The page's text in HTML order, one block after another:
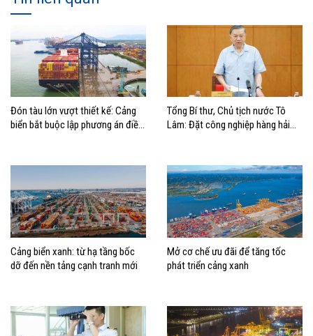
Đón tàu lớn vượt thiết kế: Cảng
biển bắt buộc lập phương án điều
Tổng Bí thư, Chủ tịch nước Tô
Lâm: Đặt công nghiệp hàng hải
biển mạnh
Cảng biển xanh: từ hạ tầng bốc
dỡ đến nền tảng cạnh tranh mới
Mở cơ chế ưu đãi để tăng tốc
phát triển cảng xanh